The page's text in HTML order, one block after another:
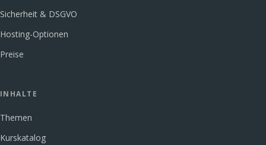
Sicherheit & DSGVO
Hosting-Optionen
Preise
INHALTE
Themen
Kurskatalog